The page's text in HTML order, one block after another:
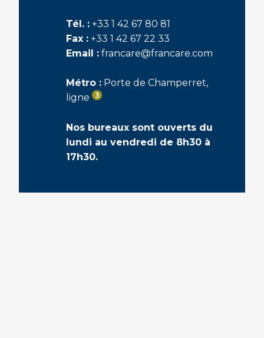
Tél. : +33 1 42 67 80 81
Fax : +33 1 42 67 22 33
Email : francare@francare.com
Métro : Porte de Champerret,
ligne
Nos bureaux sont ouverts du
lundi au vendredi de 8h30 à
17h30.